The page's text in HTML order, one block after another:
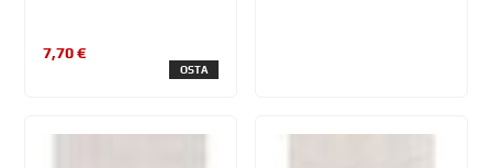
7,70 €
OSTA